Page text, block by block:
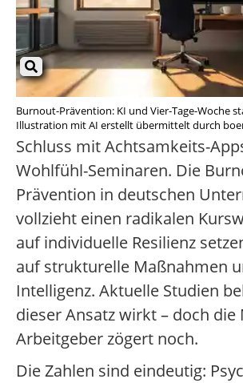
Burnout-Prävention: KI und Vier-Tage-Woche
Illustration mit AI erstellt übermittelt durch
Schluss mit Achtsamkeits-
Wohlfühl-Seminaren. Die
Prävention in deutschen
vollzieht einen radikalen
auf individuelle Resilienz
auf strukturelle Maßnahmen
Intelligenz. Aktuelle Studien
dieser Ansatz wirkt – doch
Arbeitgeber zögert noch.
Die Zahlen sind eindeutig: